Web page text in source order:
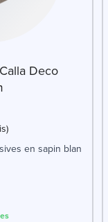
Deco
en sapin blanc